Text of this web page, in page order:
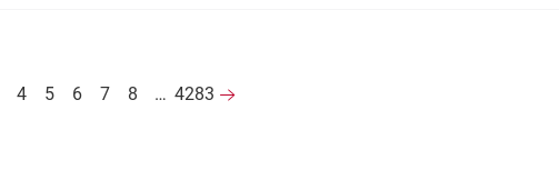
4 5 6 7 8 … 4283